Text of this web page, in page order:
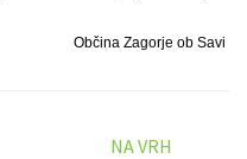
Občina Zagorje ob Savi
NA VRH